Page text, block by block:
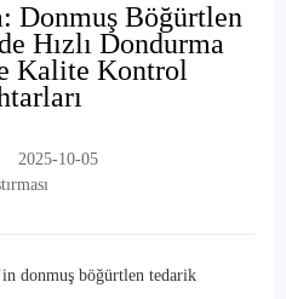
Donmuş Böğürtlen
Hızlı Dondurma
Kalite Kontrol
2025-10-05
donmuş böğürtlen tedarik